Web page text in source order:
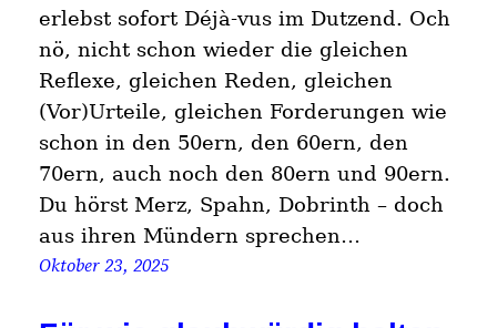
erlebst sofort Déjà-vus im Dutzend. Och
nö, nicht schon wieder die gleichen
Reflexe, gleichen Reden, gleichen
(Vor)Urteile, gleichen Forderungen wie
schon in den 50ern, den 60ern, den
70ern, auch noch den 80ern und 90ern.
Du hörst Merz, Spahn, Dobrinth – doch
aus ihren Mündern sprechen…
Oktober 23, 2025